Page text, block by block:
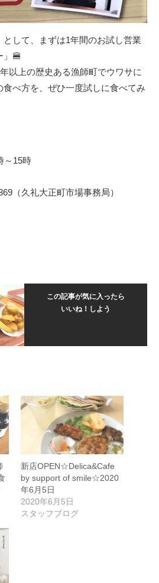
として、まずは1年間のお試し営業
」🍔
以上の歴史ある漁師町でウワサに
べ方を、ぜひ一度試しに食べてみ
～15時
（久礼大正町市場事務局）
この記事が気に入ったら
いいね！しよう
新店OPEN☆Delica&Cafe
by support of smile☆2020
年6月5日
2020年6月5日
スタッフブログ